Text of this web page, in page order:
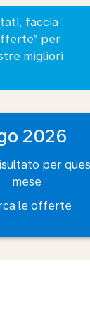
faccia
per
migliori
2026
per
mese
le offerte